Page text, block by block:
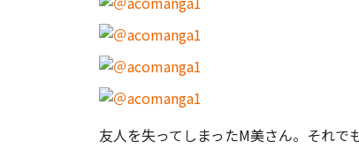
友人を失ってしまったM美さん。それで